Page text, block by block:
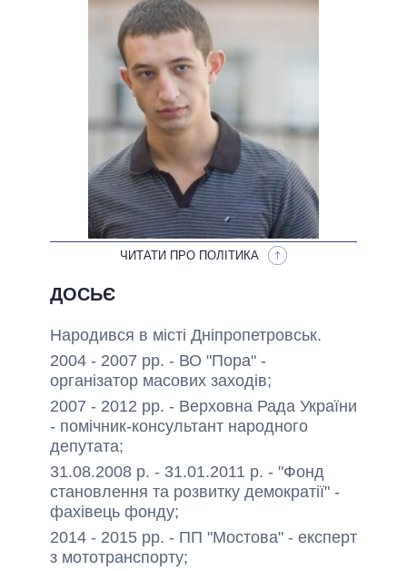
НЕВИКОНАНІ ОБІЦЯНКИ
ОБІЦЯНКИ У ПРОЦЕСІ
ВСІ ОБІЦЯНКИ
АРХІВНІ ОБІЦЯНКИ
ЧИТАТИ ПРО ПОЛІТИКА
ДОСЬЄ
Народився в місті Дніпропетровськ.
2004 - 2007 рр. - ВО "Пора" -
організатор масових заходів;
2007 - 2012 рр. - Верховна Рада України
- помічник-консультант народного
депутата;
31.08.2008 р. - 31.01.2011 р. - "Фонд
становлення та розвитку демократії" -
фахівець фонду;
2014 - 2015 рр. - ПП "Мостова" - експерт
з мототранспорту;